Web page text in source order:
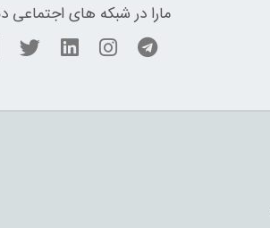
مارا در شبکه های اجتماعی